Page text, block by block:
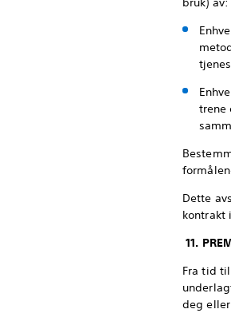
trene
Dette
kontrakt
11.
Fra tid
deg